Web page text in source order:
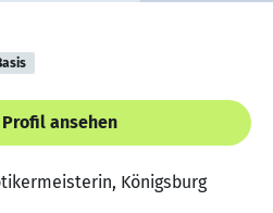
Profil ansehen
Königsburg